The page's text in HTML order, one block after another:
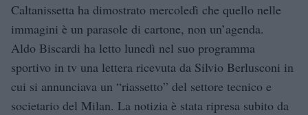
Caltanissetta ha dimostrato mercoledì che quello nelle
immagini è un parasole di cartone, non un’agenda.
Aldo Biscardi ha letto lunedì nel suo programma
sportivo in tv una lettera ricevuta da Silvio Berlusconi in
cui si annunciava un “riassetto” del settore tecnico e
societario del Milan. La notizia è stata ripresa subito da